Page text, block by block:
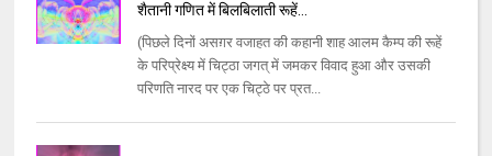
शैतानी गणित में बिलबिलाती रूहें...
(पिछले दिनों असग़र वजाहत की कहानी शाह आलम कैम्प की रूहें
के परिप्रेक्ष्य में चिट्ठा जगत् में जमकर विवाद हुआ और उसकी
परिणति नारद पर एक चिट्ठे पर प्रत...